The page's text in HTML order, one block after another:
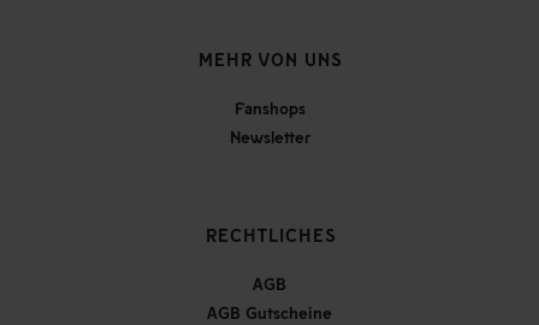
MEHR VON UNS
Fanshops
Newsletter
RECHTLICHES
AGB
AGB Gutscheine